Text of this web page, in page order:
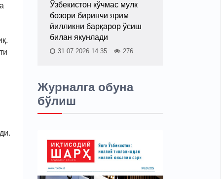
Ўзбекистон кўчмас мулк
бозори биринчи ярим
йилликни барқарор ўсиш
билан якунлади
31.07.2026 14:35 276
Журналга обуна
бўлиш